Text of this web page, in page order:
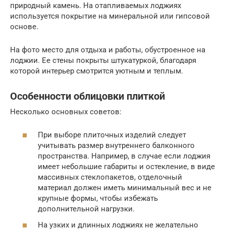
природный камень. На отапливаемых лоджиях
используется покрытие на минеральной или гипсовой
основе.
На фото место для отдыха и работы, обустроенное на
лоджии. Ее стены покрыты штукатуркой, благодаря
которой интерьер смотрится уютным и теплым.
Особенности облицовки плиткой
Несколько основных советов:
При выборе плиточных изделий следует
учитывать размер внутреннего балконного
пространства. Например, в случае если лоджия
имеет небольшие габариты и остекление, в виде
массивных стеклопакетов, отделочный
материал должен иметь минимальный вес и не
крупные формы, чтобы избежать
дополнительной нагрузки.
На узких и длинных лоджиях не желательно